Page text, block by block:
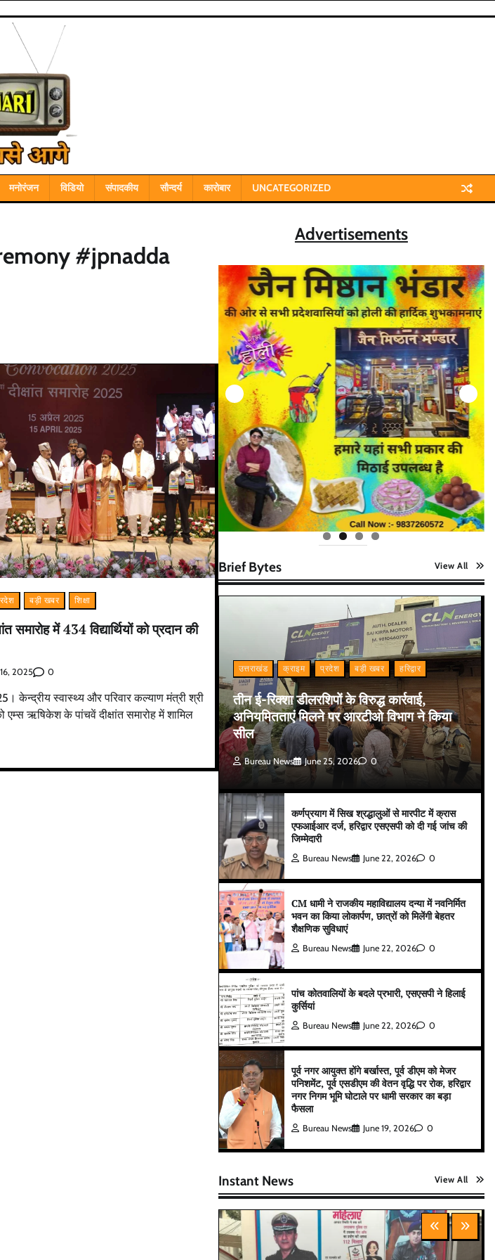
मनोरंजन विडियो संपादकीय सौन्दर्य कारोबार UNCATEGORIZED
#jpnadda
बड़ी खबर शिक्षा
समारोह में 434 विद्यार्थियों को प्रदान की
2025 0
केन्द्रीय स्वास्थ्य और परिवार कल्याण मंत्री श्री
एम्स ऋषिकेश के पांचवें दीक्षांत समारोह में शामिल
Advertisements
Brief Bytes View All
उत्तराखंड क्राइम प्रदेश बड़ी खबर हरिद्वार
तीन ई-रिक्शा डीलरशिपों के विरुद्ध कार्रवाई,
अनियमितताएं मिलने पर आरटीओ विभाग ने किया
सील
Bureau News June 25, 2026 0
कर्णप्रयाग में सिख श्रद्धालुओं से मारपीट में क्रास
एफआईआर दर्ज, हरिद्वार एसएसपी को दी गई जांच की
जिम्मेदारी
Bureau News June 22, 2026 0
CM धामी ने राजकीय महाविद्यालय दन्या में नवनिर्मित
भवन का किया लोकार्पण, छात्रों को मिलेंगी बेहतर
शैक्षणिक सुविधाएं
Bureau News June 22, 2026 0
पांच कोतवालियों के बदले प्रभारी, एसएसपी ने हिलाई
कुर्सियां
Bureau News June 22, 2026 0
पूर्व नगर आयुक्त होंगे बर्खास्त, पूर्व डीएम को मेजर
पनिशमेंट, पूर्व एसडीएम की वेतन वृद्धि पर रोक, हरिद्वार
नगर निगम भूमि घोटाले पर धामी सरकार का बड़ा
फैसला
Bureau News June 19, 2026 0
Instant News View All